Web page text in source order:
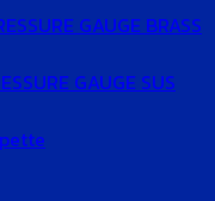
GAUGE BRASS
GAUGE SUS